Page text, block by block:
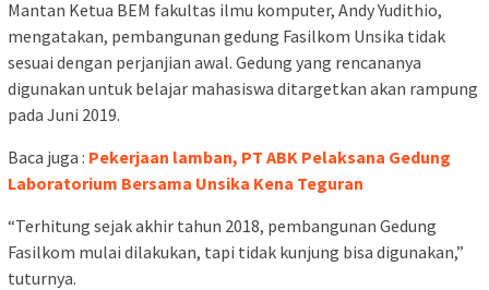
Mantan Ketua BEM fakultas ilmu komputer, Andy Yudithio,
mengatakan, pembangunan gedung Fasilkom Unsika tidak
sesuai dengan perjanjian awal. Gedung yang rencananya
digunakan untuk belajar mahasiswa ditargetkan akan rampung
pada Juni 2019.
Baca juga : Pekerjaan lamban, PT ABK Pelaksana Gedung
Laboratorium Bersama Unsika Kena Teguran
“Terhitung sejak akhir tahun 2018, pembangunan Gedung
Fasilkom mulai dilakukan, tapi tidak kunjung bisa digunakan,”
tuturnya.